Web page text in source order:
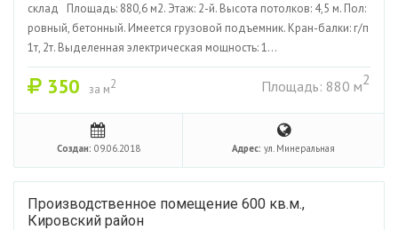
склад Площадь: 880,6 м2. Этаж: 2-й. Высота потолков: 4,5 м. Пол:
ровный, бетонный. Имеется грузовой подъемник. Кран-балки: г/п
1т, 2т. Выделенная электрическая мощность: 1...
350 за м2 Площадь: 880 м2
Создан: 09.06.2018 Адрес: ул. Минеральная
Производственное помещение 600 кв.м.,
Кировский район